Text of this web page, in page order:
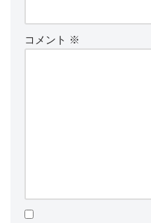
コメント ※